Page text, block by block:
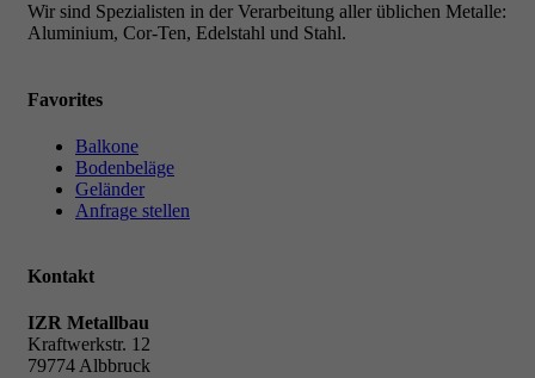
Wir sind Spezialisten in der Verarbeitung aller üblichen Metalle:
Aluminium, Cor-Ten, Edelstahl und Stahl.
Favorites
Balkone
Bodenbeläge
Geländer
Anfrage stellen
Kontakt
IZR Metallbau
Kraftwerkstr. 12
79774 Albbruck